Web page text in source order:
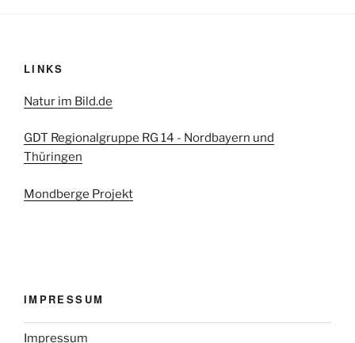
LINKS
Natur im Bild.de
GDT Regionalgruppe RG 14 - Nordbayern und
Thüringen
Mondberge Projekt
IMPRESSUM
Impressum